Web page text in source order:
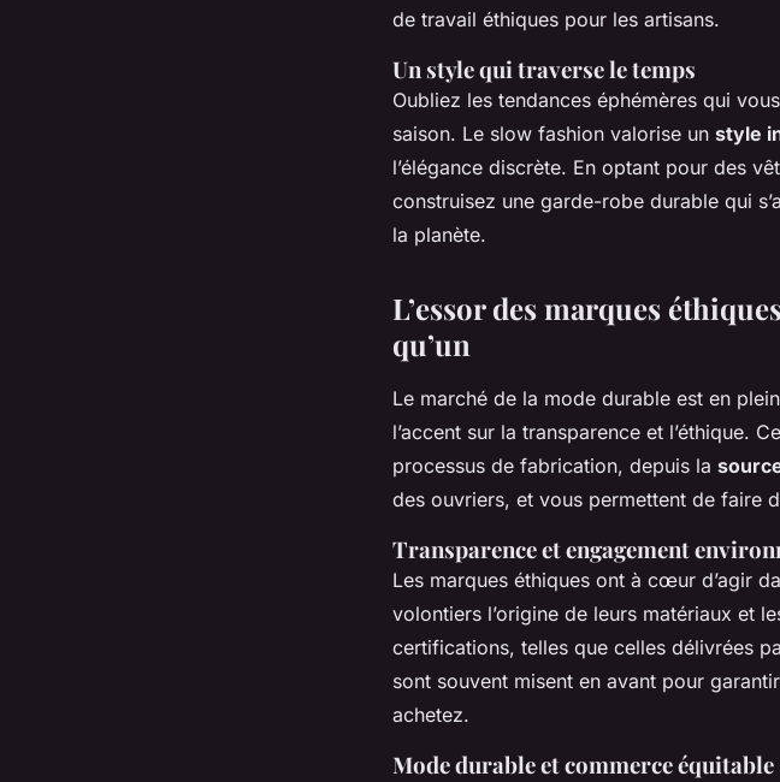
de travail éthiques pour les artisans.
Un style qui traverse le temps
Oubliez les tendances éphémères qui
saison. Le slow fashion valorise un style
l’élégance discrète. En optant pour des
construisez une garde-robe durable qui
la planète.
L’essor des marques
qu’un
Le marché de la mode durable est en
l’accent sur la transparence et l’éthique.
processus de fabrication, depuis la
des ouvriers, et vous permettent de faire
Transparence et engagement
Les marques éthiques ont à cœur d’agir
volontiers l’origine de leurs matériaux et
certifications, telles que celles délivrées
sont souvent misent en avant pour
achetez.
Mode durable et commerce équitable